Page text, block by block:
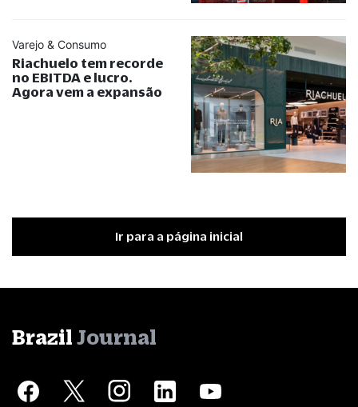
Varejo & Consumo
Riachuelo tem recorde
no EBITDA e lucro.
Agora vem a expansão
Ir para a página inicial
Brazil Journal